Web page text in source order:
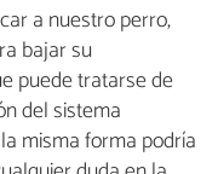
a nuestro perro,
bajar su
puede tratarse de
del sistema
misma forma podría